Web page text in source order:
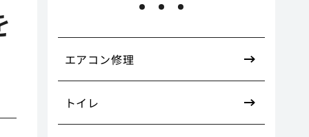
エアコン修理
トイレ